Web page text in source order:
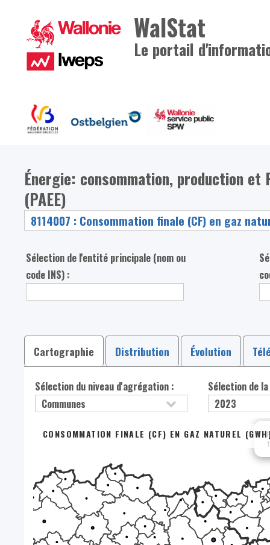
WalStat
Le portail
Énergie: consommation, production
(PAEE)
Sélection de l'entité principale (nom ou
code INS) :
Cartographie Distribution Évolution
Sélection du niveau d'agrégation : Sélection de
CONSOMMATION FINALE (CF) EN GAZ NATUREL